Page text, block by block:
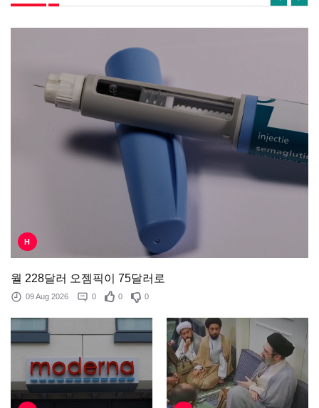
H
월 228달러 오젬픽이 75달러로
09 Aug 2026 0 0 0